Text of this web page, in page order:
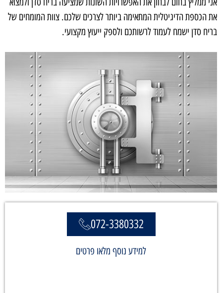
את הכספת הדיגיטלית המתאימה ביותר לצרכים שלכם. צוות המומחים של
בריח סדן ישמח לעמוד לרשותכם ולספק ייעוץ מקצועי.
072-3380332
למידע נוסף מלאו פרטים